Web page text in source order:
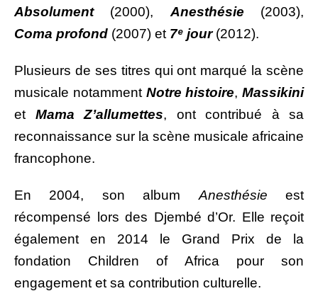
Absolument
(2000), Anesthésie (2003),
Coma profond (2007) et 7ᵉ jour(2012).
Plusieurs de ses titres qui ont marqué la scène
musicale notamment Notre histoire, Massikini
et Mama Z’allumettes, ont contribué à sa
reconnaissance sur la scène musicale africaine
francophone.
En 2004, son album Anesthésie est
récompensé lors des Djembé d’Or. Elle reçoit
également en 2014 le Grand Prix de la
fondation Children of Africa pour son
engagement et sa contribution culturelle.